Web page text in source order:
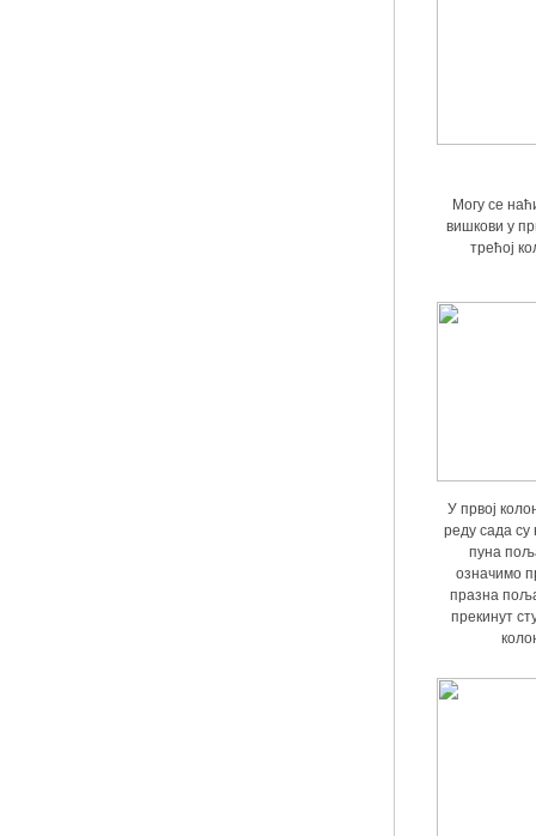
Могу се
вишкови у
трећој
У првој
реду сада су
пуна
означимо
празна
прекинут